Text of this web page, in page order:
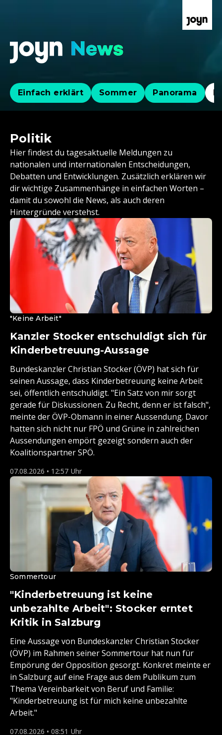
Einfach erklärt Sommer Panorama
Politik
Hier findest du tagesaktuelle Meldungen zu
nationalen und internationalen Entscheidungen,
Debatten und Entwicklungen. Zusätzlich erklären wir
dir wichtige Zusammenhänge in einfachen Worten –
damit du sowohl die News, als auch deren
Hintergründe verstehst.
"Keine Arbeit"
Kanzler Stocker entschuldigt sich für
Kinderbetreuung-Aussage
Bundeskanzler Christian Stocker (ÖVP) hat sich für
seinen Aussage, dass Kinderbetreuung keine Arbeit
sei, öffentlich entschuldigt. "Ein Satz von mir sorgt
gerade für Diskussionen. Zu Recht, denn er ist falsch",
meinte der ÖVP-Obmann in einer Aussendung. Davor
hatten sich nicht nur FPÖ und Grüne in zahlreichen
Aussendungen empört gezeigt sondern auch der
Koalitionspartner SPÖ.
07.08.2026 • 12:57 Uhr
Sommertour
"Kinderbetreuung ist keine
unbezahlte Arbeit": Stocker erntet
Kritik in Salzburg
Eine Aussage von Bundeskanzler Christian Stocker
(ÖVP) im Rahmen seiner Sommertour hat nun für
Empörung der Opposition gesorgt. Konkret meinte er
in Salzburg auf eine Frage aus dem Publikum zum
Thema Vereinbarkeit von Beruf und Familie:
"Kinderbetreuung ist für mich keine unbezahlte
Arbeit."
07.08.2026 • 08:51 Uhr